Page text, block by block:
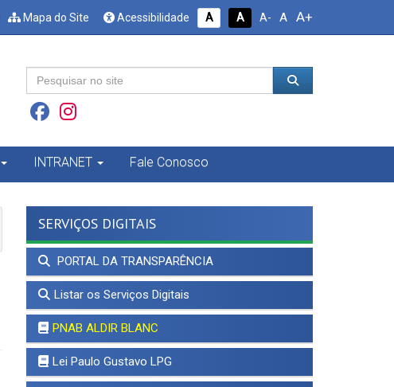
Mapa do Site Acessibilidade A A A- A A+
INTRANET Fale Conosco
SERVIÇOS DIGITAIS
PORTAL DA TRANSPARÊNCIA
Listar os Serviços Digitais
PNAB ALDIR BLANC
Lei Paulo Gustavo LPG